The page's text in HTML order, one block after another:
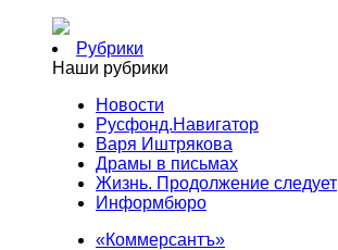
Рубрики
Наши рубрики
Новости
Русфонд.Навигатор
Варя Иштрякова
Драмы в письмах
Жизнь. Продолжение следует
Информбюро
«Коммерсантъ»